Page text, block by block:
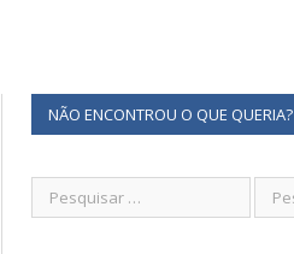
NÃO ENCONTROU O QUE QUERIA?